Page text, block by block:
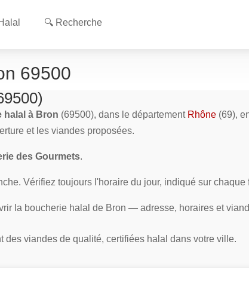
🔍 Recherche
69500
halal à Bron (69500), dans le département Rhône (69),
et les viandes proposées.
des Gourmets.
Vérifiez toujours l'horaire du jour, indiqué sur chaque
la boucherie halal de Bron — adresse, horaires et
des viandes de qualité, certifiées halal dans votre ville.